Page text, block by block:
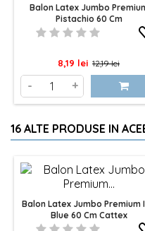
Balon Latex Jumbo
Pistachio 60 Cm
Pret
8,19 lei Pret
baza
12,19 lei
- +
16 ALTE PRODUSE IN
Balon Latex Jumbo Premium
Blue 60 Cm Cattex